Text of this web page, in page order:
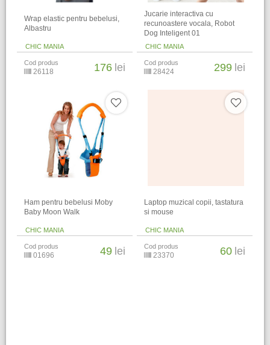
Wrap elastic pentru bebelusi,
Albastru
CHIC MANIA
Cod produs
26118 176 lei
Jucarie interactiva cu
recunoastere vocala, Robot
Dog Inteligent 01
CHIC MANIA
Cod produs
28424 299 lei
Ham pentru bebelusi Moby
Baby Moon Walk
CHIC MANIA
Cod produs
01696 49 lei
Laptop muzical copii, tastatura
si mouse
CHIC MANIA
Cod produs
23370 60 lei